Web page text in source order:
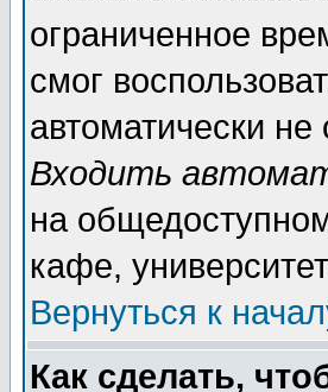
ограниченное
смог
автоматически
Входить
на
кафе,
Вернуться к
Как сделать,